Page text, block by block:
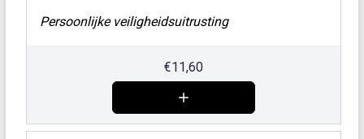
Persoonlijke veiligheidsuitrusting
€11,60